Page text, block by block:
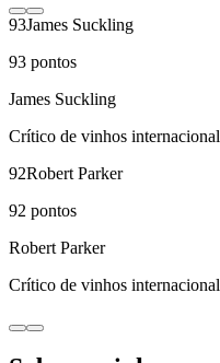
93James Suckling
93 pontos
James Suckling
Crítico de vinhos internacional
92Robert Parker
92 pontos
Robert Parker
Crítico de vinhos internacional